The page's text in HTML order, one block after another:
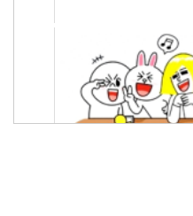
LINEトークのメッセージと
履歴を削除する方法